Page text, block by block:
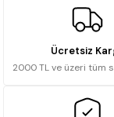
Ücretsiz
2000 TL ve üzeri tüm